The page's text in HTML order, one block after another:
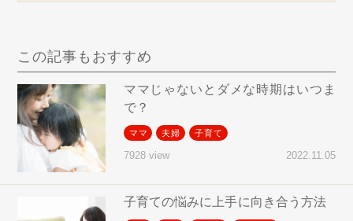
この記事もおすすめ
ママじゃないとダメな時期はいつま
で？
ママ 夫婦 子育て
7928 view 2022.11.05
子育ての悩みに上手に向き合う方法